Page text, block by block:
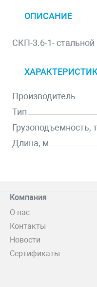
ОПИСАНИЕ
СКП-3.6-1- стальной
Производитель
Тип
Грузоподъемность, т
Длина, м
Компания
О нас
Контакты
Новости
Сертификаты